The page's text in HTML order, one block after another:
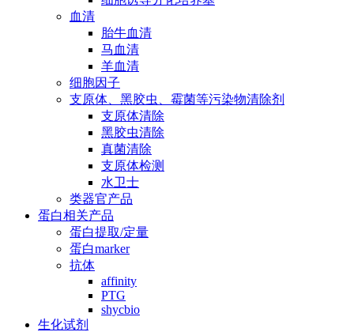
血清
胎牛血清
马血清
羊血清
细胞因子
支原体、黑胶虫、霉菌等污染物清除剂
支原体清除
黑胶虫清除
真菌清除
支原体检测
水卫士
类器官产品
蛋白相关产品
蛋白提取/定量
蛋白marker
抗体
affinity
PTG
shycbio
生化试剂